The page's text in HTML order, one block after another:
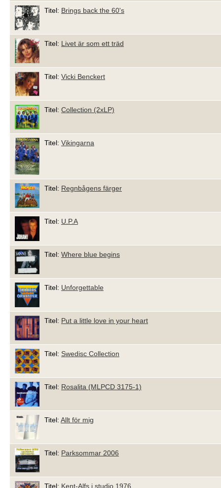
Titel: Brings back the 60's
Titel: Livet är som ett träd
Titel: Vicki Benckert
Titel: Collection (2xLP)
Titel: Vikingarna
Titel: Regnbågens färger
Titel: U.P.A
Titel: Where blue begins
Titel: Unforgettable
Titel: Put a little love in your heart
Titel: Swedisc Collection
Titel: Rosalita (MLPCD 3175-1)
Titel: Allt för mig
Titel: Parksommar 2006
Titel: Kent-Alfs i studio 1976